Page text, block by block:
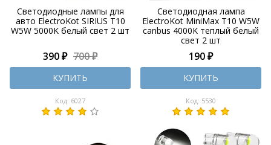
Светодиодные лампы для
авто ElectroKot SIRIUS T10
W5W 5000K белый свет 2 шт
390 ₽ 700 ₽
КУПИТЬ
Код: 6027
Светодиодная лампа
ElectroKot MiniMax T10 W5W
canbus 4000K теплый белый
свет 2 шт
190 ₽
КУПИТЬ
Код: 5530